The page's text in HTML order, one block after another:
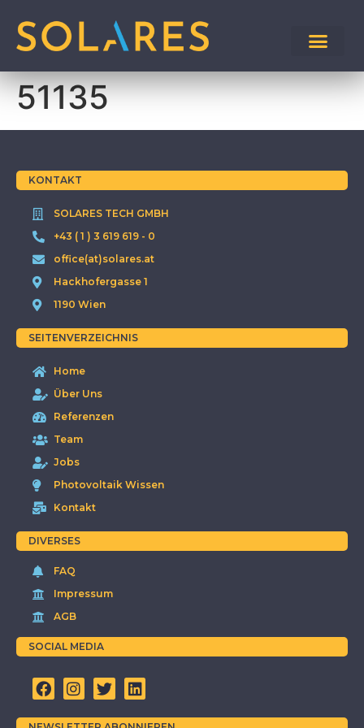
51135
KONTAKT
SOLARES TECH GMBH
+43 ( 1 ) 3 619 619 - 0
office(at)solares.at
Hackhofergasse 1
1190 Wien
SEITENVERZEICHNIS
Home
Über Uns
Referenzen
Team
Jobs
Photovoltaik Wissen
Kontakt
DIVERSES
FAQ
Impressum
AGB
SOCIAL MEDIA